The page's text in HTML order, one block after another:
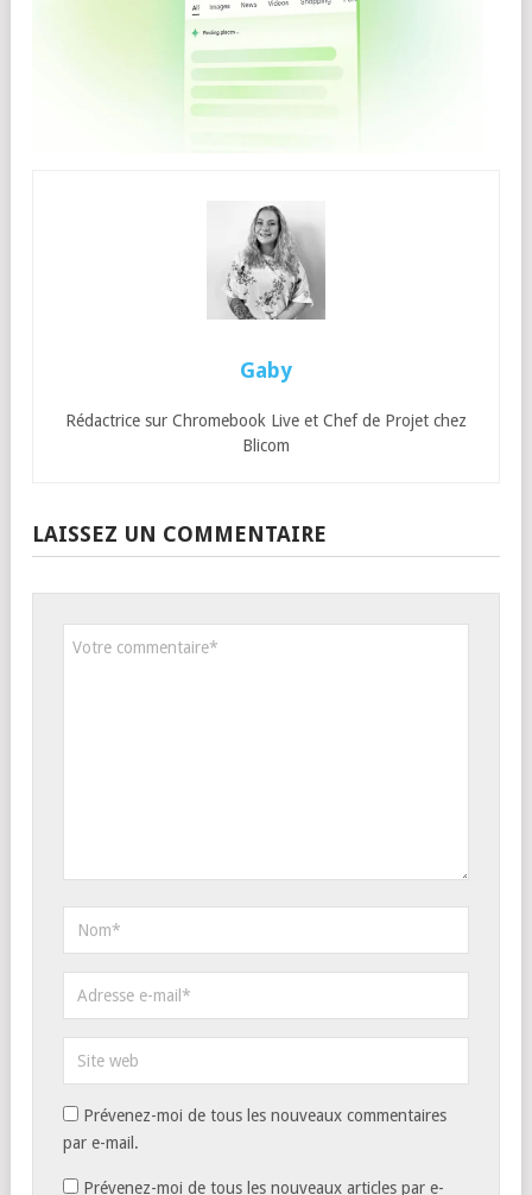
Gaby
Rédactrice sur Chromebook Live et Chef de Projet chez
Blicom
LAISSEZ UN COMMENTAIRE
Prévenez-moi de tous les nouveaux commentaires
par e-mail.
Prévenez-moi de tous les nouveaux articles par e-